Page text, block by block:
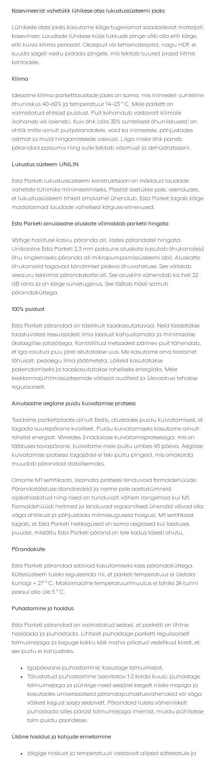
Kasevineerist vahetükk lühikese otsa lukustussüsteemi jaoks
Lühikeste otste jaoks kasutame kõige tugevamat saadaolevat materjali:
kasevineer. Laudade lühikese külje lukkude pinge võib olla eriti kõrge,
eriti kuiva kliima perioodil. Okaspuit või tehismaterjalid, nagu HDF, ei
suuda sageli vastu pidada pingele, mis tekitab suured praod liitmis
kohtadele.
Kliima
Ideaalne kliima parkettlaudade jaoks on sama, mis inimestel: suhteline
õhuniiskus 40–60% ja temperatuur 14–23 ° C. Meie parkett on
valmistatud ehtsast puidust. Puit kohandub vastavalt kliimale
(kahaneb või laieneb). Kuiv õhk (alla 30% suhtelisest õhuniiskusest) on
ohtlik mitte ainult puitpõrandatele, vaid ka inimestele, põhjustades
astmat ja muid hingamisteede vaevusi. Liiga niiske õhk paneb
põrandad paisuma ning sulle tekitab väsimust ja dehüdratsiooni.
Lukustus süsteem UNILIN
Esta Parketi lukustussüsteemi konstruktsioon on mõeldud laudade
vaheliste tühimike minimeerimiseks. Plastist sisetükke pole, veendudes,
et lukustussüsteem tihkelt omavahel ühendub. Esta Parket tagab kõige
madalaimad laudade vahelised kõrguse erinevused.
Esta Parketi ainulaadne aluskate võimaldab parketil hingata
Vältige hallituse kasvu põranda all, lastes põrandatel hingata.
Unikaalne Esta Parketi 2,3 mm paksune aluskate kasutab õhukanaleid
õhu ringlemiseks põranda all mikropumpamissüsteemi abil. Aluskatte
õhukanalid tagavad kõndimisel pideva õhuvahetuse. See välistab
veeauru tekkimist põrandakatte all. See aluskiht vähendab ka heli 22
dB võrra ja on kõrge survetugevus. See töötab hästi samuti
põrandaküttega.
100% puidust
Esta Parketi põrandad on täielikult taaskasutatavad. Neid toodetakse
taastuvatest ressurssidest ilma loodust kahjustamata ja minimaalse
ökoloogilise jalajäljega. Kontrollitud metsadest pärinev puit tähendab,
et iga raiutud puu järel istutatakse uus. Me kasutame oma toorainet
tõhusalt, peaaegu ilma jäätmeteta. Lõikeid kasutatakse
pakendamiseks ja taaskasutatakse roheliseks energiaks. Meie
keskkonnajuhtimissüsteemide väliseid auditeid ja ülevaatusi tehakse
regulaarselt.
Ainulaadne aeglane puidu kuivatamise protsess
Toodame parkettplaate ainult Eestis, alustades puidu kuivatamisest, et
tagada suurepärane kvaliteet. Puidu kuivatamiseks kasutame ainult
rohelist energiat. Võrreldes 2-nädalase kuivatamisprotsessiga, mis on
tööstuses tavapärane, kuivatame meie puitu umbes 45 päeva. Aeglase
kuivatamise protsessi tagajärjel ei teki puitu pingeid, mis omakorda
muudab põrandad stabiilsemaks.
Omame M1 sertifikaati, lisamata protsessi lenduvaid formaldehüüde.
Põrandatööstuse standardeid ja norme pole aastakümneid
ajakohastatud ning need on tunduvalt vähem rangemad kui M1.
Formaldehüüdi heitmed ja lenduvad orgaanilised ühendid võivad olla
väga ohtlikud ja põhjustada mitmesuguseid haigusi. M1 sertifikaat
tagab, et Esta Parketi heitkogused on sama aeglased kui looduses
puudel, mistõttu Esta Parketi põrand on teie kodus täiesti ohutu.
Põrandaküte
Esta Parketi põrandad sobivad kasutamiseks koos põrandaküttega.
Küttesüsteem tuleks reguleerida nii, et parketi temperatuur ei ületaks
kunagi + 27 ° C. Maksimaalne temperatuurimuutus ei tohiks 24 tunni
jooksul olla üle 5 ° C.
Puhastamine ja hooldus
Esta Parketi põrandad on valmistatud sedasi, et parketti on lihtne
hooldada ja puhastada. Lihtsalt puhastage parketti regulaarselt
tolmuimejaga ja koguge kokku kõik maha pillatud vedelikud kiirelt, et
see puitu ei kahjustaks.
Igapäevane puhastamine: kasutage tolmuimejat.
Täiustatud puhastamine (soovitatav 1-2 korda kuus): puhastage
tolmuimejaga ja pühkige need seejärel kergelt niiske mopiga ja
kasutades universaalseid põrandapuhastusvahendeid või väga
väikest kogust sooja seebivett. Põrandaid tuleks väheniiskelt
puhastada alles pärast tolmuimejaga imemist, muidu pühitakse
tolm puidu pooridesse.
Üldine hooldus ja kahjude ennetamine
Jälgige niiskust ja temperatuuri vastavalt allpool sätestatule ja